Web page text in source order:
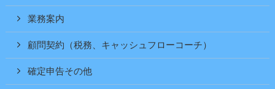
業務案内
顧問契約（税務、キャッシュフローコーチ）
確定申告その他